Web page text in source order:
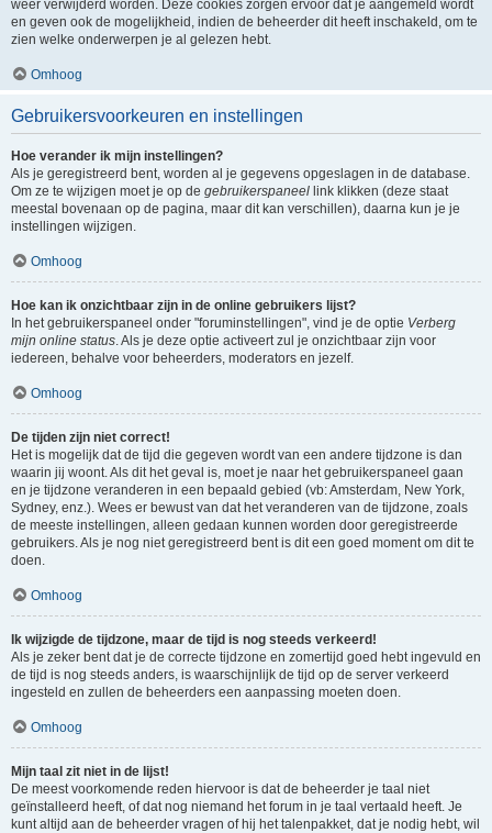
weer verwijderd worden. Deze cookies zorgen ervoor dat je aangemeld wordt
en geven ook de mogelijkheid, indien de beheerder dit heeft inschakeld, om te
zien welke onderwerpen je al gelezen hebt.
Omhoog
Gebruikersvoorkeuren en instellingen
Hoe verander ik mijn instellingen?
Als je geregistreerd bent, worden al je gegevens opgeslagen in de database.
Om ze te wijzigen moet je op de gebruikerspaneel link klikken (deze staat
meestal bovenaan op de pagina, maar dit kan verschillen), daarna kun je je
instellingen wijzigen.
Omhoog
Hoe kan ik onzichtbaar zijn in de online gebruikers lijst?
In het gebruikerspaneel onder "foruminstellingen", vind je de optie Verberg
mijn online status. Als je deze optie activeert zul je onzichtbaar zijn voor
iedereen, behalve voor beheerders, moderators en jezelf.
Omhoog
De tijden zijn niet correct!
Het is mogelijk dat de tijd die gegeven wordt van een andere tijdzone is dan
waarin jij woont. Als dit het geval is, moet je naar het gebruikerspaneel gaan
en je tijdzone veranderen in een bepaald gebied (vb: Amsterdam, New York,
Sydney, enz.). Wees er bewust van dat het veranderen van de tijdzone, zoals
de meeste instellingen, alleen gedaan kunnen worden door geregistreerde
gebruikers. Als je nog niet geregistreerd bent is dit een goed moment om dit te
doen.
Omhoog
Ik wijzigde de tijdzone, maar de tijd is nog steeds verkeerd!
Als je zeker bent dat je de correcte tijdzone en zomertijd goed hebt ingevuld en
de tijd is nog steeds anders, is waarschijnlijk de tijd op de server verkeerd
ingesteld en zullen de beheerders een aanpassing moeten doen.
Omhoog
Mijn taal zit niet in de lijst!
De meest voorkomende reden hiervoor is dat de beheerder je taal niet
geïnstalleerd heeft, of dat nog niemand het forum in je taal vertaald heeft. Je
kunt altijd aan de beheerder vragen of hij het talenpakket, dat je nodig hebt, wil